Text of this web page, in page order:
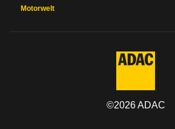
Motorwelt
©2026ADAC